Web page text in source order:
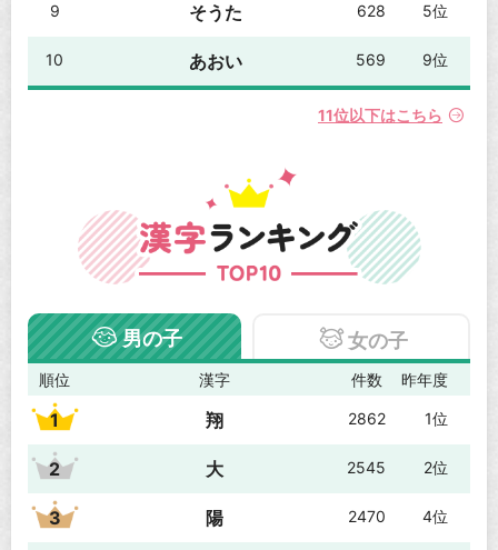
9 そうた 628 5位
10 あおい 569 9位
11位以下はこちら
男の子 女の子
順位 漢字 件数 昨年度
1 翔 2862 1位
2 大 2545 2位
3 陽 2470 4位